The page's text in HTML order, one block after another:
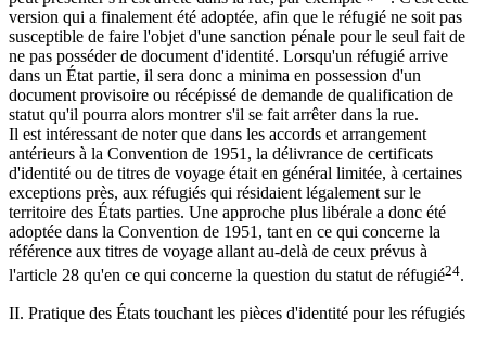
version qui a finalement été adoptée, afin que le réfugié ne soit pas
susceptible de faire l'objet d'une sanction pénale pour le seul fait de
ne pas posséder de document d'identité. Lorsqu'un réfugié arrive
dans un État partie, il sera donc a minima en possession d'un
document provisoire ou récépissé de demande de qualification de
statut qu'il pourra alors montrer s'il se fait arrêter dans la rue.
Il est intéressant de noter que dans les accords et arrangement
antérieurs à la Convention de 1951, la délivrance de certificats
d'identité ou de titres de voyage était en général limitée, à certaines
exceptions près, aux réfugiés qui résidaient légalement sur le
territoire des États parties. Une approche plus libérale a donc été
adoptée dans la Convention de 1951, tant en ce qui concerne la
référence aux titres de voyage allant au-delà de ceux prévus à
l'article 28 qu'en ce qui concerne la question du statut de réfugié24.
II. Pratique des États touchant les pièces d'identité pour les réfugiés